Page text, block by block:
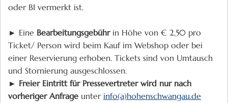
oder BI vermerkt ist.
► Eine Bearbeitungsgebührin Höhe von € 2,50 pro
Ticket/ Person wird beim Kauf im Webshop oder bei
einer Reservierung erhoben. Tickets sind von Umtausch
und Stornierung ausgeschlossen.
► Freier Eintritt für Pressevertreter wird nur nach
vorheriger Anfrage unter info(a)hohenschwangau.de